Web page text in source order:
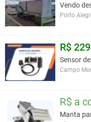
Porto
R$ 229
Campo
R$ a
Manta